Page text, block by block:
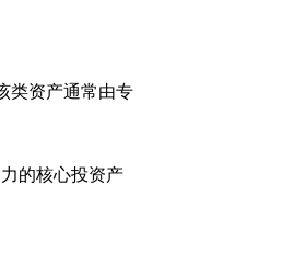
类资产通常由专
的核心投资产